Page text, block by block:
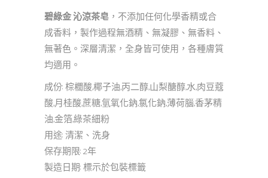
碧綠金 沁涼茶皂 ，不添加任何化學香精或合
成香料，製作過程無酒精、無凝膠、無香料、
無著色。深層清潔，全身皆可使用，各種膚質
均適用。
成份: 棕櫚酸,椰子油,丙二醇,山梨醣醇,水,肉豆蔻
酸,月桂酸,蔗糖,氫氧化鈉,氯化鈉,薄荷腦,香茅精
油,金箔,綠茶細粉
用途: 清潔、洗身
保存期限: 2年
製造日期: 標示於包裝標籤